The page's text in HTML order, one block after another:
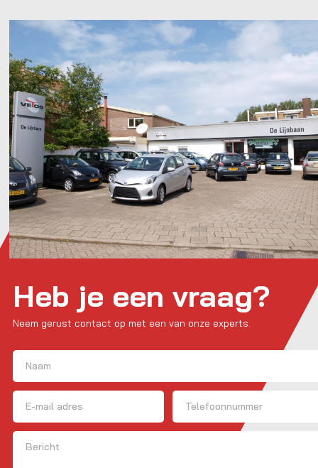
Heb je een vraag?
Neem gerust contact op met een van onze experts.
Naam
Voornaam
E-mailadres Telefoon
Bericht